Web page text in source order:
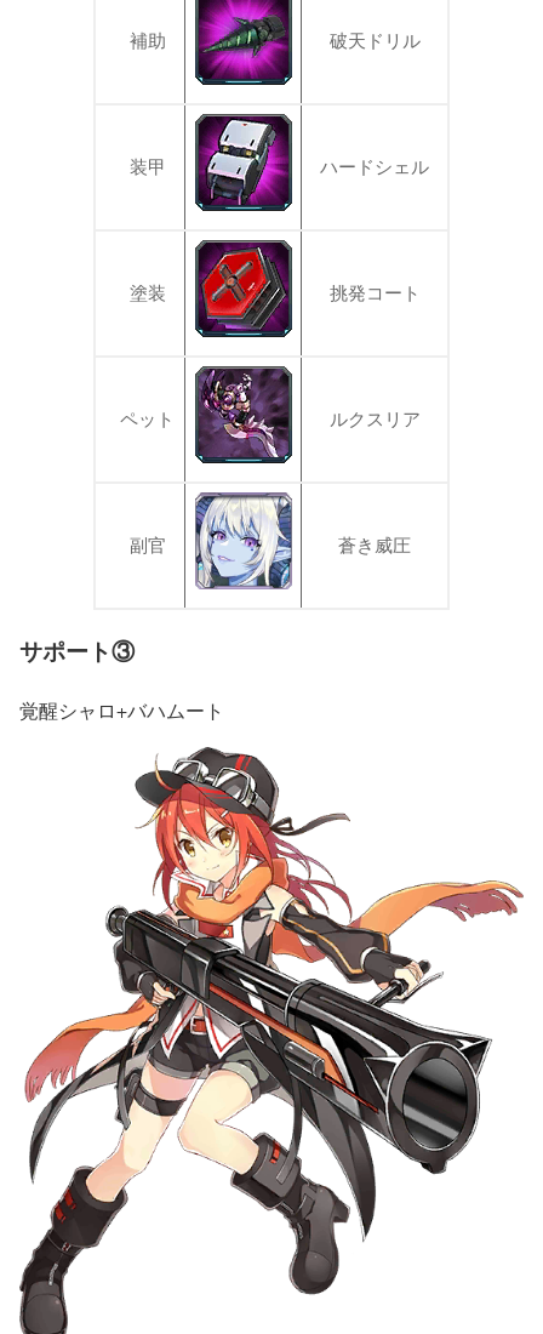
補助 破天ドリル
装甲 ハードシェル
塗装 挑発コート
ペット ルクスリア
副官 蒼き威圧
サポート③
覚醒シャロ+バハムート